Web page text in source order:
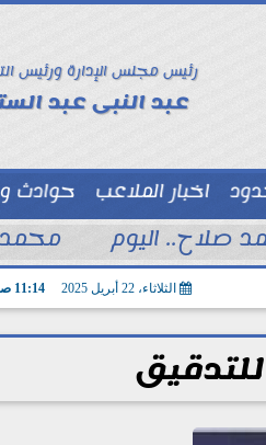
رئيس مجلس الإدارة ورئيس
عبد النبى عبد
اخبار الملاعب
حوادث
شو
صلاح.. اليوم محمد
الثلاثاء، 22 أبريل 2025 11:14 صـ